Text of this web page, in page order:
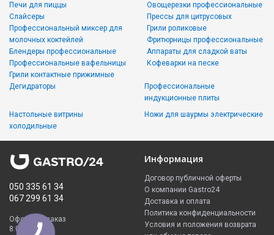
Печи для пиццы
Слайсеры
Овощерезки профессиональные
Прессы для цитрусовых
Профессиональный миксер для
молочных коктейлей
Блендеры профессиональные
Профессиональные вафельницы
Грили контактные прижимные
Грили роликовые
Фритюрницы профессиональные
Аппараты для сладкой ваты
Кофеварки на песке
Дегидраторы
Настольные витрины
холодильные
Профессиональные
индукционные плиты
Ножи для шаурмы электрические
050 335 61 34
067 299 61 34
Оформить заказ
8:00 - 23:00
Информация
Договор публичной оферты
О компании Gastro24
Доставка и оплата
Политика конфиденциальности
Условия и положения возврата